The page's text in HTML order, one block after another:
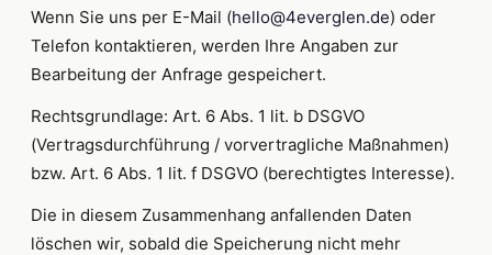
Wenn Sie uns per E-Mail (hello@4everglen.de) oder
Telefon kontaktieren, werden Ihre Angaben zur
Bearbeitung der Anfrage gespeichert.
Rechtsgrundlage: Art. 6 Abs. 1 lit. b DSGVO
(Vertragsdurchführung / vorvertragliche Maßnahmen)
bzw. Art. 6 Abs. 1 lit. f DSGVO (berechtigtes Interesse).
Die in diesem Zusammenhang anfallenden Daten
löschen wir, sobald die Speicherung nicht mehr